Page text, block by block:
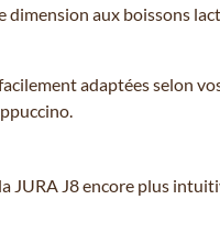
aux boissons
adaptées selon
JURA J8 encore plus